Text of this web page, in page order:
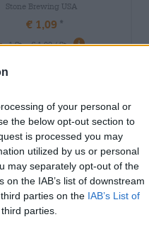
of your personal or
the below opt-out section to
is processed you may
utilized by us or personal
may separately opt-out of the
the IAB’s list of downstream
parties on the IAB’s List of
parties.
Stone Brewing USA
€ 1,09
1 St. - € 1,09 / St.